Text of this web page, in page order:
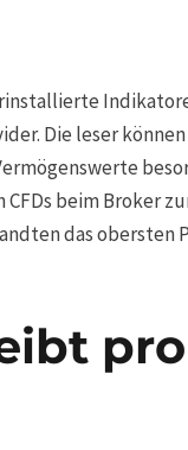
Die leser
beim Broker
das obersten